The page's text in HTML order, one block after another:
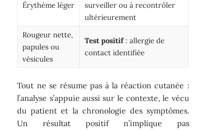
Érythème léger
surveiller ou à recontrôler
ultérieurement
Rougeur nette,
papules ou
vésicules
Test positif: allergie de
contact identifiée
Tout ne se résume pas à la réaction cutanée :
l’analyse s’appuie aussi sur le contexte, le vécu
du patient et la chronologie des symptômes.
Un résultat positif n’implique pas